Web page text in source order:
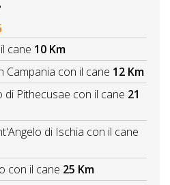
cane 10 Km
Campania con il cane 12 Km
Pithecusae con il cane 21
di Ischia con il cane
con il cane 25 Km